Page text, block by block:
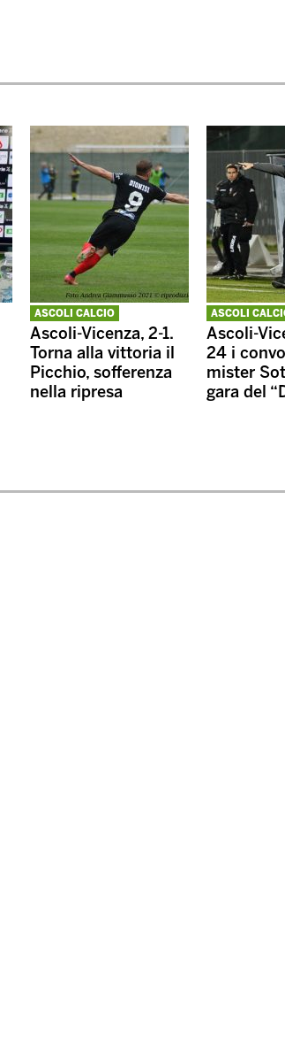
ASCOLI CALCIO
Ascoli-Vicenza, 2-1.
Torna alla vittoria il
Picchio, sofferenza
nella ripresa
ASCOLI
Ascoli-
24 i
mister
gara del